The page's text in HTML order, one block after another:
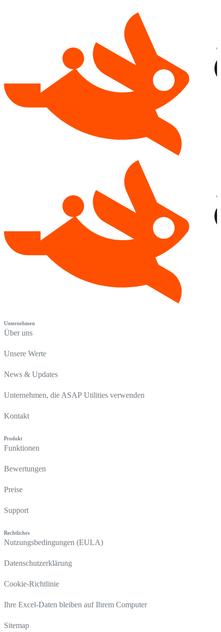
Unternehmen
Über uns
Unsere Werte
News & Updates
Unternehmen, die ASAP Utilities verwenden
Kontakt
Produkt
Funktionen
Bewertungen
Preise
Support
Rechtliches
Nutzungsbedingungen (EULA)
Datenschutzerklärung
Cookie-Richtlinie
Ihre Excel-Daten bleiben auf Ihrem Computer
Sitemap